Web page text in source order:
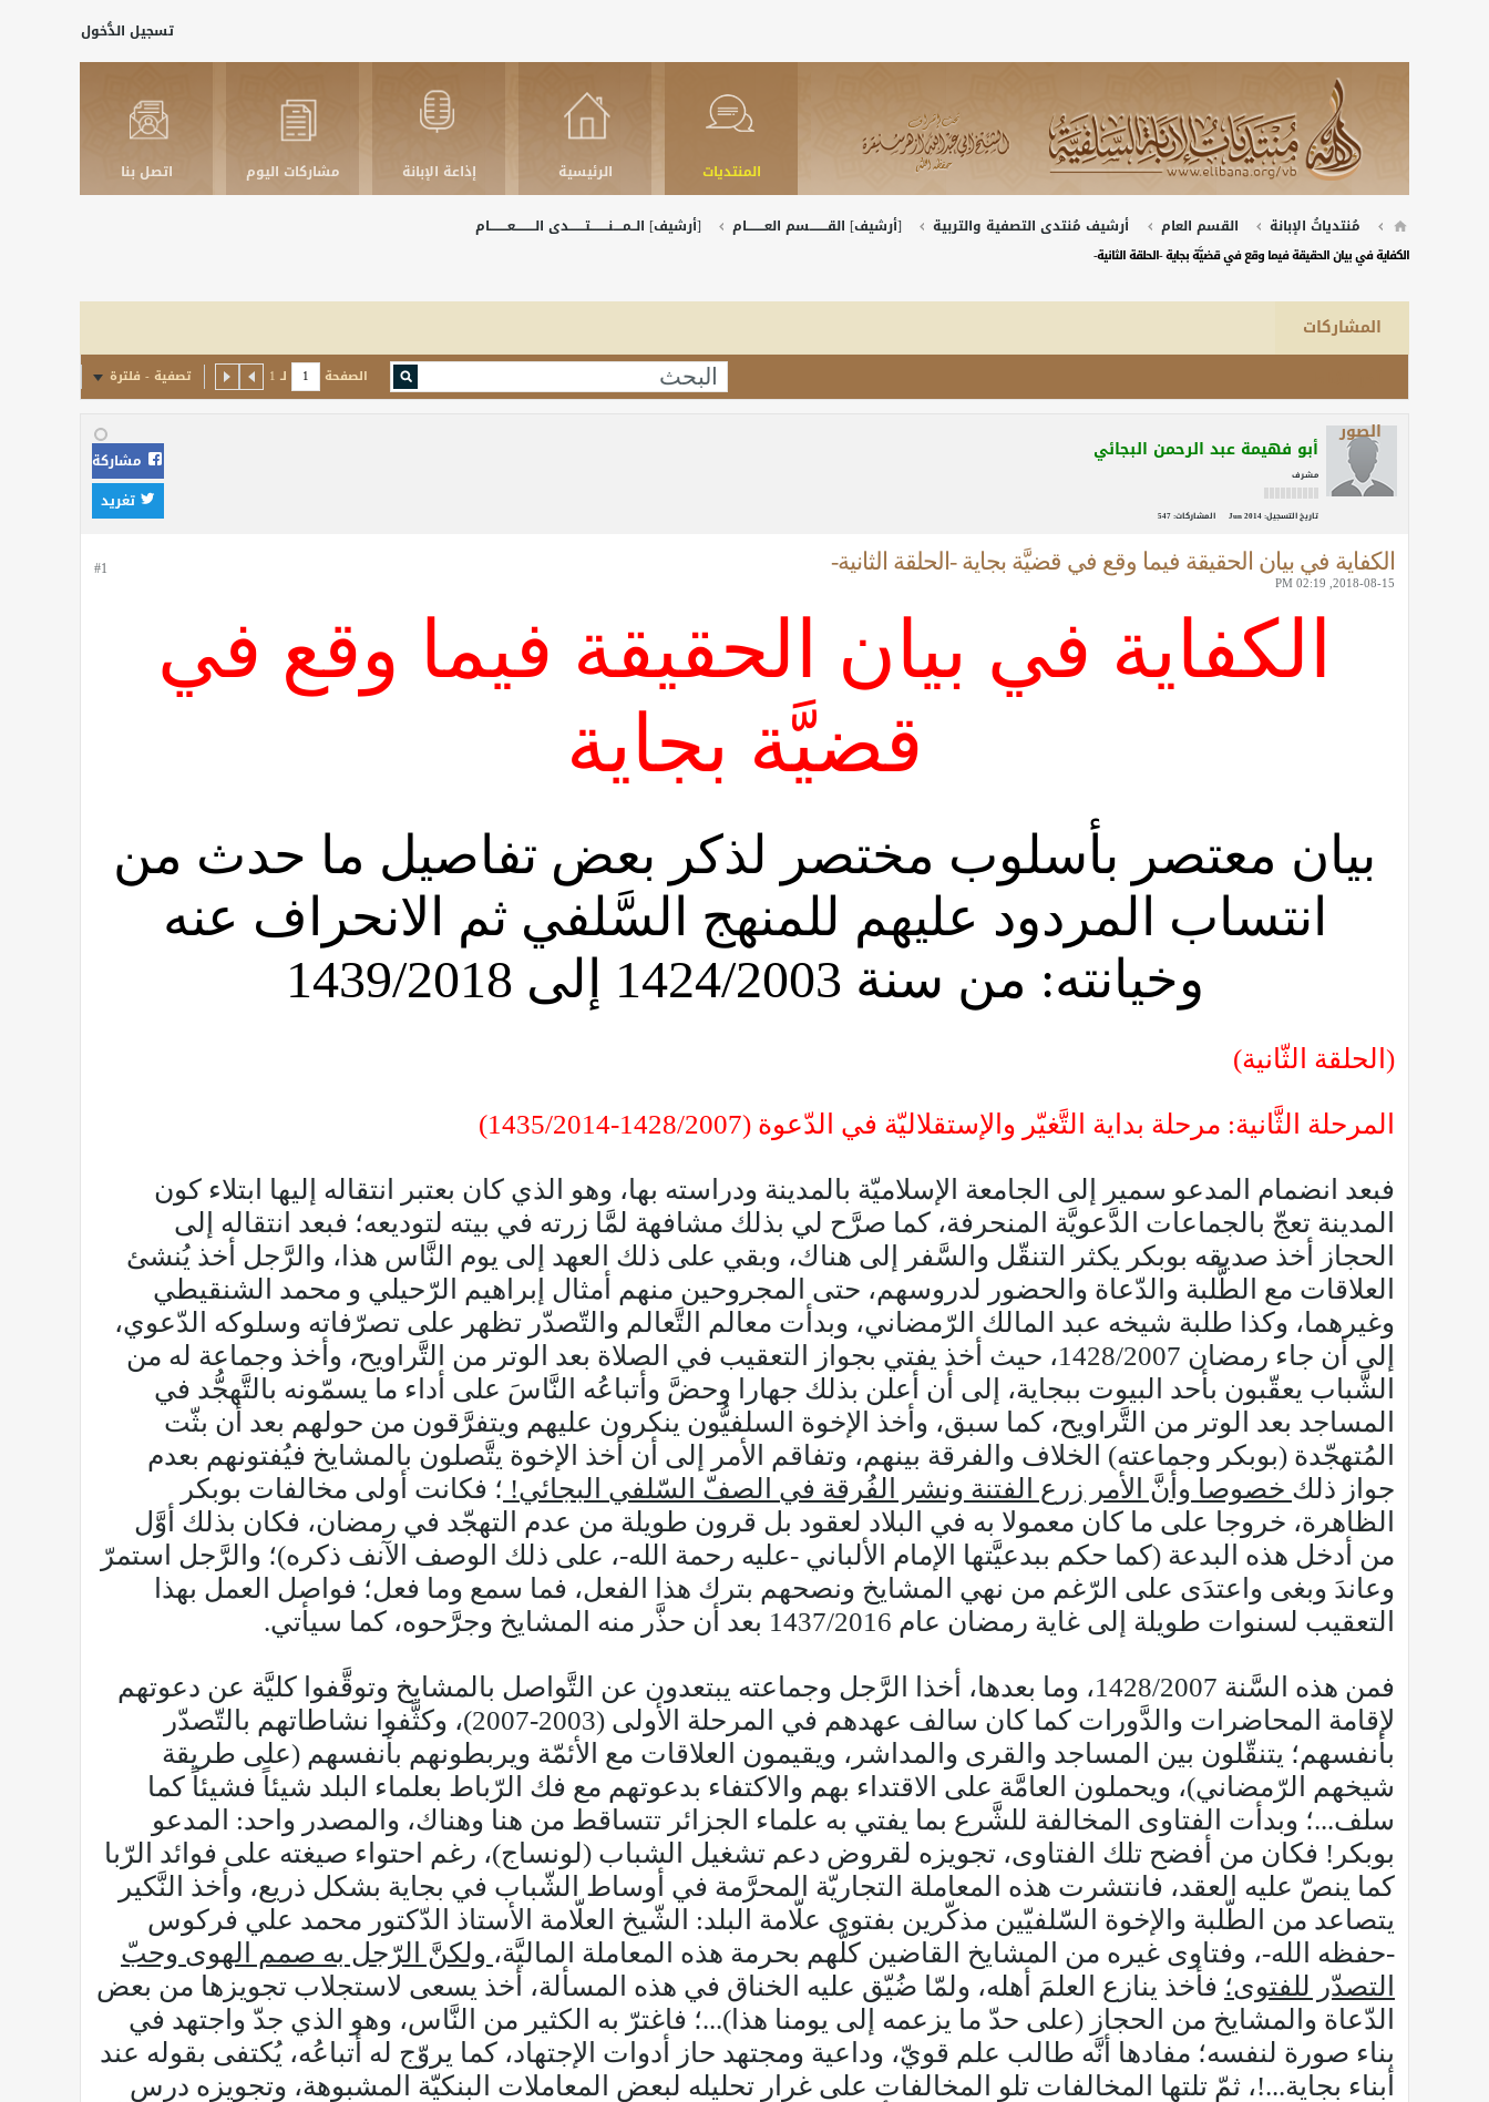
تسجيل الدُّخول
المنتديات الرئيسية إذاعة الإبانة مشاركات اليوم اتصل بنا
مُنتدياتُ الإبانة القسم العام أرشيف مُنتدى التصفية والتربية [أرشيف] القــــــــسم العــــــــام [أرشيف] الــمــــنــــــــتـــــــدى الـــــــــعــــــــام
الكفاية في بيان الحقيقة فيما وقع في قضيَّة بجاية -الحلقة الثانية-
المشاركات
الصور
الصفحة لـ 1 تصفية - فلترة
أبو فهيمة عبد الرحمن البجائي
مـشـرف
تاريخ التسجيل:Jun 2014 المشاركات:547
مشاركة
تغريد
#1 الكفاية في بيان الحقيقة فيما وقع في قضيَّة بجاية -الحلقة الثانية-
2018-08-15, 02:19 PM
الكفاية في بيان الحقيقة فيما وقع في
قضيَّة بجاية
بيان معتصر بأسلوب مختصر لذكر بعض تفاصيل ما حدث من
انتساب المردود عليهم للمنهج السَّلفي ثم الانحراف عنه
وخيانته: من سنة 1424/2003 إلى 1439/2018
(الحلقة الثّانية)
المرحلة الثَّانية: مرحلة بداية التَّغيّر والإستقلاليّة في الدّعوة (1428/2007-1435/2014)
فبعد انضمام المدعو سمير إلى الجامعة الإسلاميّة بالمدينة ودراسته بها، وهو الذي كان بعتبر انتقاله إليها ابتلاء كون
المدينة تعجّ بالجماعات الدَّعويَّة المنحرفة، كما صرَّح لي بذلك مشافهة لمَّا زرته في بيته لتوديعه؛ فبعد انتقاله إلى
الحجاز أخذ صديقه بوبكر يكثر التنقّل والسَّفر إلى هناك، وبقي على ذلك العهد إلى يوم النَّاس هذا، والرَّجل أخذ يُنشئ
العلاقات مع الطَّلبة والدّعاة والحضور لدروسهم، حتى المجروحين منهم أمثال إبراهيم الرّحيلي و محمد الشنقيطي
وغيرهما، وكذا طلبة شيخه عبد المالك الرّمضاني، وبدأت معالم التَّعالم والتّصدّر تظهر على تصرّفاته وسلوكه الدّعوي،
إلى أن جاء رمضان 1428/2007، حيث أخذ يفتي بجواز التعقيب في الصلاة بعد الوتر من التَّراويح، وأخذ وجماعة له من
الشَّباب يعقّبون بأحد البيوت ببجاية، إلى أن أعلن بذلك جهارا وحضَّ وأتباعُه النَّاسَ على أداء ما يسمّونه بالتَّهجُّد في
المساجد بعد الوتر من التَّراويح، كما سبق، وأخذ الإخوة السلفيُّون ينكرون عليهم ويتفرَّقون من حولهم بعد أن بثّت
المُتهجّدة (بوبكر وجماعته) الخلاف والفرقة بينهم، وتفاقم الأمر إلى أن أخذ الإخوة يتَّصلون بالمشايخ فيُفتونهم بعدم
جواز ذلك خصوصا وأنَّ الأمر زرع الفتنة ونشر الفُرقة في الصفّ السّلفي البجائي! ؛ فكانت أولى مخالفات بوبكر
الظاهرة، خروجا على ما كان معمولا به في البلاد لعقود بل قرون طويلة من عدم التهجّد في رمضان، فكان بذلك أوَّل
من أدخل هذه البدعة (كما حكم ببدعيَّتها الإمام الألباني -عليه رحمة الله-، على ذلك الوصف الآنف ذكره)؛ والرَّجل استمرّ
وعاندَ وبغى واعتدَى على الرّغم من نهي المشايخ ونصحهم بترك هذا الفعل، فما سمع وما فعل؛ فواصل العمل بهذا
التعقيب لسنوات طويلة إلى غاية رمضان عام 1437/2016 بعد أن حذَّر منه المشايخ وجرَّحوه، كما سيأتي.
فمن هذه السَّنة 1428/2007، وما بعدها، أخذا الرَّجل وجماعته يبتعدون عن التَّواصل بالمشايخ وتوقَّفوا كليَّة عن دعوتهم
لإقامة المحاضرات والدَّورات كما كان سالف عهدهم في المرحلة الأولى (2003-2007)، وكثَّفوا نشاطاتهم بالتّصدّر
بأنفسهم؛ يتنقّلون بين المساجد والقرى والمداشر، ويقيمون العلاقات مع الأئمّة ويربطونهم بأنفسهم (على طريقة
شيخهم الرّمضاني)، ويحملون العامَّة على الاقتداء بهم والاكتفاء بدعوتهم مع فك الرّباط بعلماء البلد شيئاً فشيئاً كما
سلف...؛ وبدأت الفتاوى المخالفة للشَّرع بما يفتي به علماء الجزائر تتساقط من هنا وهناك، والمصدر واحد: المدعو
بوبكر! فكان من أفضح تلك الفتاوى، تجويزه لقروض دعم تشغيل الشباب (لونساج)، رغم احتواء صيغته على فوائد الرّبا
كما ينصّ عليه العقد، فانتشرت هذه المعاملة التجاريّة المحرَّمة في أوساط الشّباب في بجاية بشكل ذريع، وأخذ النَّكير
يتصاعد من الطّلبة والإخوة السّلفيّين مذكّرين بفتوى علّامة البلد: الشّيخ العلّامة الأستاذ الدّكتور محمد علي فركوس
-حفظه الله-، وفتاوى غيره من المشايخ القاضين كلّهم بحرمة هذه المعاملة الماليَّة، ولكنَّ الرّجل به صمم الهوى وحبّ
التصدّر للفتوى؛ فأخذ ينازع العلمَ أهله، ولمّا ضُيّق عليه الخناق في هذه المسألة، أخذ يسعى لاستجلاب تجويزها من بعض
الدّعاة والمشايخ من الحجاز (على حدّ ما يزعمه إلى يومنا هذا)...؛ فاغترّ به الكثير من النَّاس، وهو الذي جدّ واجتهد في
بناء صورة لنفسه؛ مفادها أنَّه طالب علم قويّ، وداعية ومجتهد حاز أدوات الإجتهاد، كما يروّج له أتباعُه، يُكتفى بقوله عند
أبناء بجاية...!، ثمّ تلتها المخالفات تلو المخالفات على غرار تحليله لبعض المعاملات البنكيّة المشبوهة، وتجويزه درس